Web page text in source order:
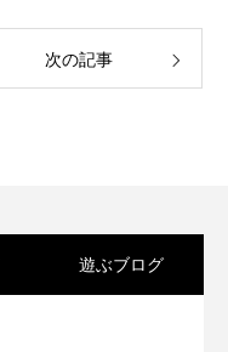
次の記事
遊ぶブログ